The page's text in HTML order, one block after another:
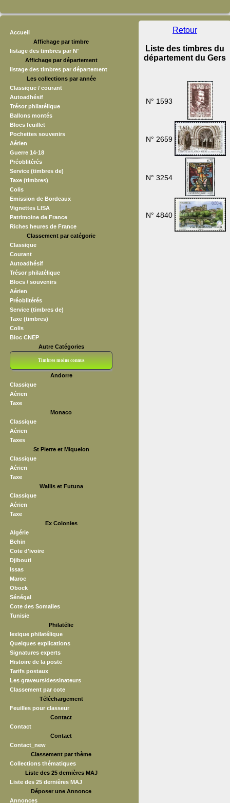
Accueil
Affichage par timbre
listage des timbres par N°
Affichage par département
listage des timbres par département
Les collections par année
Classique / courant
Autoadhésif
Trésor philatélique
Ballons montés
Blocs feuillet
Pochettes souvenirs
Aérien
Guerre 14-18
Préoblitérés
Service (timbres de)
Taxe (timbres)
Colis
Emission de Bordeaux
Vignettes LISA
Patrimoine de France
Riches heures de France
Classement par catégorie
Classique
Courant
Autoadhésif
Trésor philatélique
Blocs / souvenirs
Aérien
Préoblitérés
Service (timbres de)
Taxe (timbres)
Colis
Bloc CNEP
Autre Catégories
Timbres moins connus
Andorre
Classique
Aérien
Taxe
Monaco
Classique
Aérien
Taxes
St Pierre et Miquelon
Classique
Aérien
Taxe
Wallis et Futuna
Classique
Aérien
Taxe
Ex Colonies
Algérie
Behin
Cote d'ivoire
Djibouti
Issas
Maroc
Obock
Sénégal
Cote des Somalies
Tunisie
Philatélie
lexique philatélique
Quelques explications
Signatures experts
Histoire de la poste
Tarifs postaux
Les graveurs/dessinateurs
Classement par cote
Téléchargement
Feuilles pour classeur
Contact
Contact
Contact
Contact_new
Classement par thème
Collections thématiques
Liste des 25 dernières MAJ
Liste des 25 dernières MAJ
Déposer une Annonce
Annonces
Retour
Liste des timbres du
département du Gers
N° 1593
N° 2659
N° 3254
N° 4840